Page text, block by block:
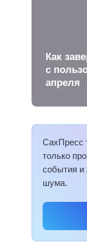
Как
с
апреля
СахПресс
только
события и
шума.